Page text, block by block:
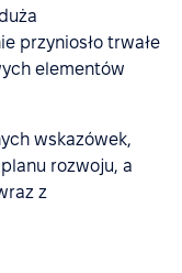
przyniosło trwałe
elementów
wskazówek,
rozwoju, a
z